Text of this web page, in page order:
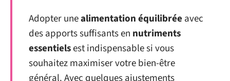
Adopter unealimentation équilibrée avec
des apports suffisants en nutriments
essentielsest indispensable si vous
souhaitez maximiser votre bien-être
général. Avec quelques ajustements